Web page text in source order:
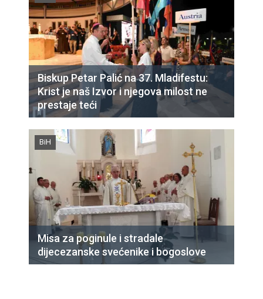
Biskup Petar Palić na 37. Mladifestu:
Krist je naš Izvor i njegova milost ne
prestaje teći
BiH
Misa za poginule i stradale
dijecezanske svećenike i bogoslove